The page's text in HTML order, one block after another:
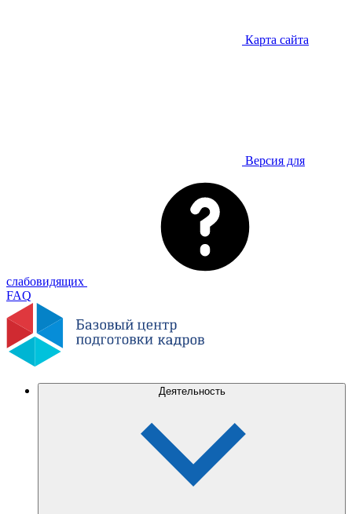
Карта сайта
Версия для
слабовидящих
FAQ
Деятельность